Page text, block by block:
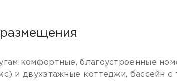
комфортные, благоустроенные
и двухэтажные коттеджи, бассейн